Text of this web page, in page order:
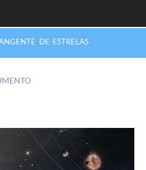
DE ESTRELAS